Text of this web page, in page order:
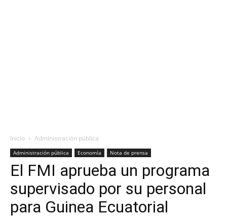
Inicio Administración pública
Administración pública Economía Nota de prensa
El FMI aprueba un programa
supervisado por su personal
para Guinea Ecuatorial